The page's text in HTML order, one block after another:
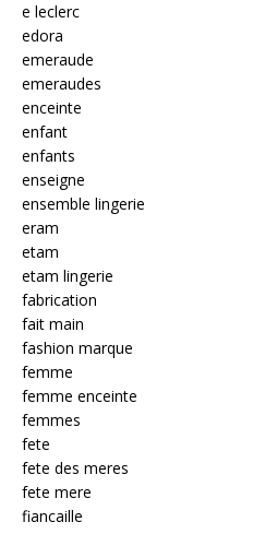
e leclerc
edora
emeraude
emeraudes
enceinte
enfant
enfants
enseigne
ensemble lingerie
eram
etam
etam lingerie
fabrication
fait main
fashion marque
femme
femme enceinte
femmes
fete
fete des meres
fete mere
fiancaille